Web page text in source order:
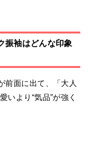
振袖はどんな印象
前面に出て、「大人
いより“気品”が強く